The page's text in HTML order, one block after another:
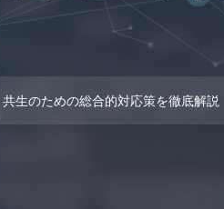
生のための総合的対応策を徹底解説